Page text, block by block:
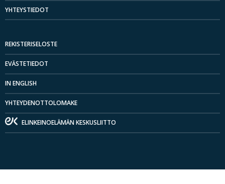
YHTEYSTIEDOT
REKISTERISELOSTE
EVÄSTETIEDOT
IN ENGLISH
YHTEYDENOTTOLOMAKE
ELINKEINOELÄMÄN KESKUSLIITTO